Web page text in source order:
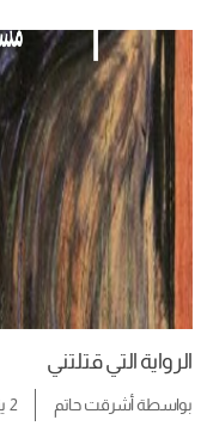
الرواية التي قتلتني
بواسطةأشرقت حاتم 2 يناير، 2025